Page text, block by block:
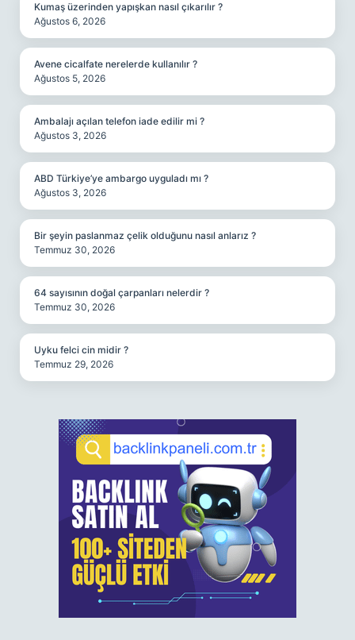
Kumaş üzerinden yapışkan nasıl çıkarılır ?
Ağustos 6, 2026
Avene cicalfate nerelerde kullanılır ?
Ağustos 5, 2026
Ambalajı açılan telefon iade edilir mi ?
Ağustos 3, 2026
ABD Türkiye’ye ambargo uyguladı mı ?
Ağustos 3, 2026
Bir şeyin paslanmaz çelik olduğunu nasıl anlarız ?
Temmuz 30, 2026
64 sayısının doğal çarpanları nelerdir ?
Temmuz 30, 2026
Uyku felci cin midir ?
Temmuz 29, 2026